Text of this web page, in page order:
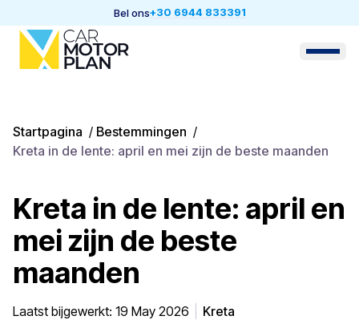
Bel ons+30 6944 833391
Startpagina / Bestemmingen /
Kreta in de lente: april en mei zijn de beste maanden
Kreta in de lente: april en
mei zijn de beste
maanden
Laatst bijgewerkt: 19 May 2026 Kreta